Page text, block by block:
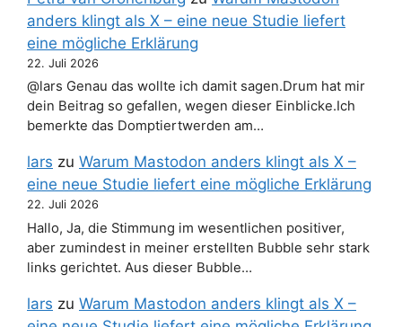
anders klingt als X – eine neue Studie liefert
eine mögliche Erklärung
22. Juli 2026
@lars Genau das wollte ich damit sagen.Drum hat mir
dein Beitrag so gefallen, wegen dieser Einblicke.Ich
bemerkte das Domptiertwerden am…
lars zu Warum Mastodon anders klingt als X –
eine neue Studie liefert eine mögliche Erklärung
22. Juli 2026
Hallo, Ja, die Stimmung im wesentlichen positiver,
aber zumindest in meiner erstellten Bubble sehr stark
links gerichtet. Aus dieser Bubble…
lars zu Warum Mastodon anders klingt als X –